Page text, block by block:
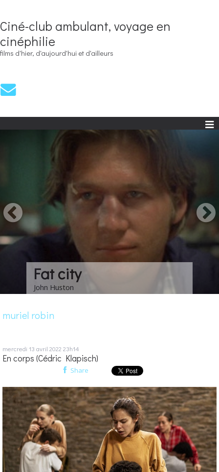
Ciné-club ambulant, voyage en
cinéphilie
films d'hier, d'aujourd'hui et d'ailleurs
Les choses de la vie
Claude Sautet
muriel robin
mercredi 13 avril 2022 23h14
En corps (Cédric Klapisch)
Share